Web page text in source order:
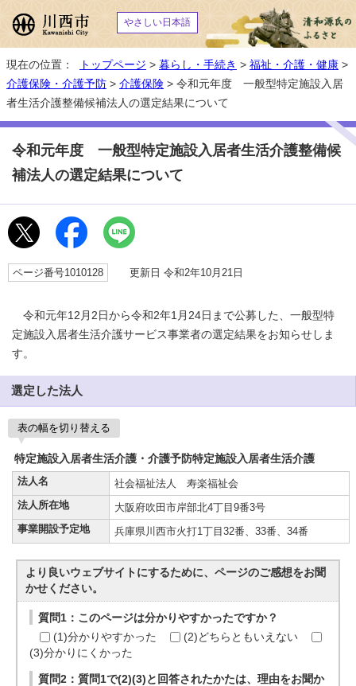
やさしい日本語
現在の位置： トップページ > 暮らし・手続き > 福祉・介護・健康 >
介護保険・介護予防 > 介護保険 > 令和元年度 一般型特定施設入居
者生活介護整備候補法人の選定結果について
令和元年度 一般型特定施設入居者生活介護整備候
補法人の選定結果について
ページ番号1010128 更新日 令和2年10月21日
令和元年12月2日から令和2年1月24日まで公募した、一般型特
定施設入居者生活介護サービス事業者の選定結果をお知らせしま
す。
選定した法人
表の幅を切り替える
特定施設入居者生活介護・介護予防特定施設入居者生活介護
法人名
社会福祉法人 寿楽福祉会
法人所在地
大阪府吹田市岸部北4丁目9番3号
事業開設予定地
兵庫県川西市火打1丁目32番、33番、34番
より良いウェブサイトにするために、ページのご感想をお聞
かせください。
質問1：このページは分かりやすかったですか？
(1)分かりやすかった
(2)どちらともいえない
(3)分かりにくかった
質問2：質問1で(2)(3)と回答されたかたは、理由をお聞か